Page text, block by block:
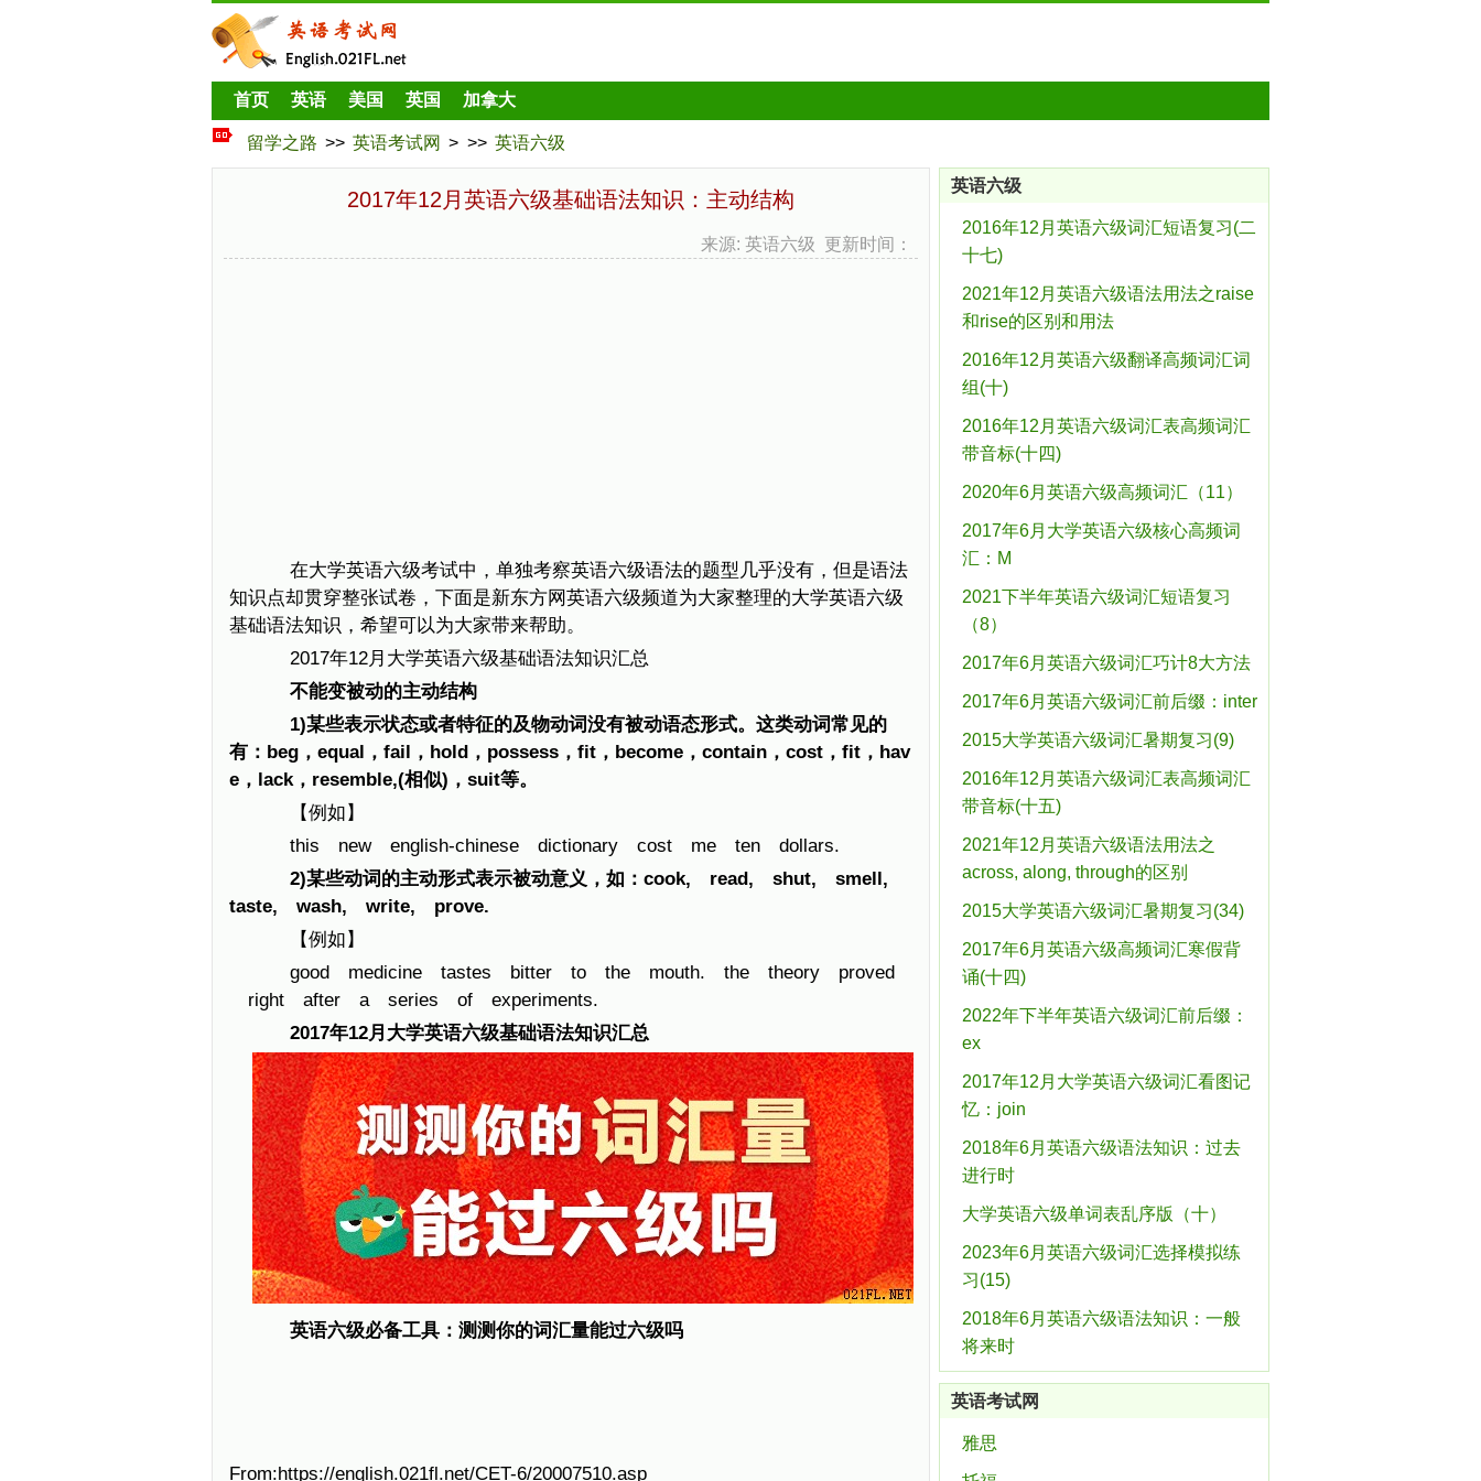
首页 英语 美国 英国 加拿大
留学之路 >> 英语考试网 > >> 英语六级
2017年12月英语六级基础语法知识：主动结构
来源: 英语六级 更新时间：
在大学英语六级考试中，单独考察英语六级语法的题型几乎没有，但是语法
知识点却贯穿整张试卷，下面是新东方网英语六级频道为大家整理的大学英语六级
基础语法知识，希望可以为大家带来帮助。
2017年12月大学英语六级基础语法知识汇总
不能变被动的主动结构
1)某些表示状态或者特征的及物动词没有被动语态形式。这类动词常见的
有：beg，equal，fail，hold，possess，fit，become，contain，cost，fit，hav
e，lack，resemble,(相似)，suit等。
【例如】
this new english-chinese dictionary cost me ten dollars.
2)某些动词的主动形式表示被动意义，如：cook, read, shut, smell,
taste, wash, write, prove.
【例如】
good medicine tastes bitter to the mouth. the theory proved
right after a series of experiments.
2017年12月大学英语六级基础语法知识汇总
英语六级必备工具： 测测你的词汇量能过六级吗
From:https://english.021fl.net/CET-6/20007510.asp
英语六级
2016年12月英语六级词汇短语复习(二
十七)
2021年12月英语六级语法用法之raise
和rise的区别和用法
2016年12月英语六级翻译高频词汇词
组(十)
2016年12月英语六级词汇表高频词汇
带音标(十四)
2020年6月英语六级高频词汇（11）
2017年6月大学英语六级核心高频词
汇：M
2021下半年英语六级词汇短语复习
（8）
2017年6月英语六级词汇巧计8大方法
2017年6月英语六级词汇前后缀：inter
2015大学英语六级词汇暑期复习(9)
2016年12月英语六级词汇表高频词汇
带音标(十五)
2021年12月英语六级语法用法之
across, along, through的区别
2015大学英语六级词汇暑期复习(34)
2017年6月英语六级高频词汇寒假背
诵(十四)
2022年下半年英语六级词汇前后缀：
ex
2017年12月大学英语六级词汇看图记
忆：join
2018年6月英语六级语法知识：过去
进行时
大学英语六级单词表乱序版（十）
2023年6月英语六级词汇选择模拟练
习(15)
2018年6月英语六级语法知识：一般
将来时
英语考试网
雅思